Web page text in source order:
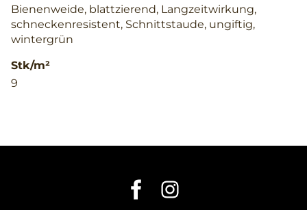
Bienenweide, blattzierend, Langzeitwirkung,
schneckenresistent, Schnittstaude, ungiftig,
wintergrün
Stk/m²
9